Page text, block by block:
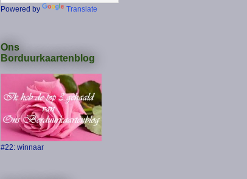
Powered by Translate
Ons
Borduurkaartenblog
#22: winnaar